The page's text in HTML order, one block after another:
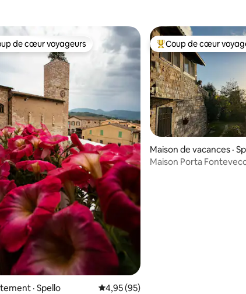
sur 5, 53 commentaires
de cœur voyageurs parmi les plus aimés
de cœur voyageurs
· Spello Note moyenne de 4,95 sur 5, 95
4,95 (95)
Coup de cœur
Coup de cœur
Maison de vacances ·
Maison Porta